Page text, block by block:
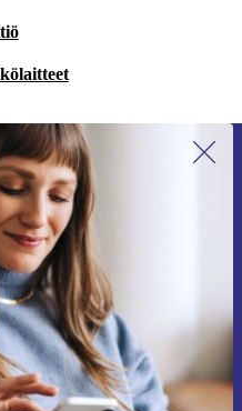
kertaa uutiskirjeen
15 €!
tarjousta.
tietosuojaselosteestamme.